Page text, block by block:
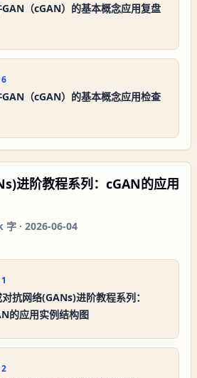
（cGAN）的基本概念应用复盘
6
（cGAN）的基本概念应用检查
进阶教程系列：cGAN的应用
字 · 2026-06-04
1
抗网络(GANs)进阶教程系列：
的应用实例结构图
2